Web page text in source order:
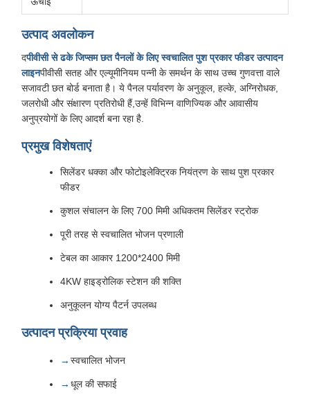
उत्पाद अवलोकन
दपीवीसी से ढके जिप्सम छत पैनलों के लिए स्वचालित पुश प्रकार फीडर उत्पादन
लाइनपीवीसी सतह और एल्यूमीनियम पन्नी के समर्थन के साथ उच्च गुणवत्ता वाले
सजावटी छत बोर्ड बनाता है। ये पैनल पर्यावरण के अनुकूल, हल्के, अग्निरोधक,
जलरोधी और संक्षारण प्रतिरोधी हैं,उन्हें विभिन्न वाणिज्यिक और आवासीय
अनुप्रयोगों के लिए आदर्श बना रहा है.
प्रमुख विशेषताएं
सिलेंडर धक्का और फोटोइलेक्ट्रिक नियंत्रण के साथ पुश प्रकार
फीडर
कुशल संचालन के लिए 700 मिमी अधिकतम सिलेंडर स्ट्रोक
पूरी तरह से स्वचालित भोजन प्रणाली
टेबल का आकार 1200*2400 मिमी
4KW हाइड्रोलिक स्टेशन की शक्ति
अनुकूलन योग्य पैटर्न उपलब्ध
उत्पादन प्रक्रिया प्रवाह
स्वचालित भोजन
धूल की सफाई